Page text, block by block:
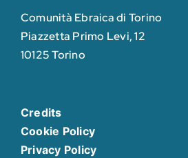
Comunità Ebraica di Torino
Piazzetta Primo Levi, 12
10125 Torino
Credits
Cookie Policy
Privacy Policy